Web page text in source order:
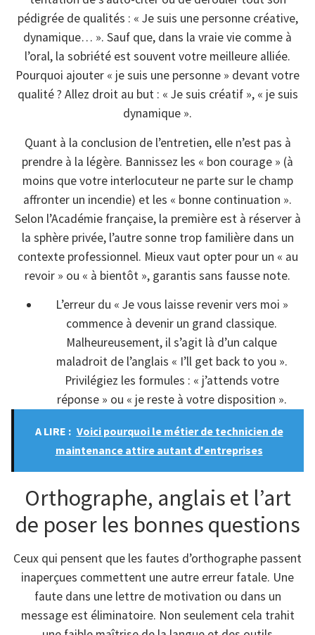
pédigrée de qualités : « Je suis une personne créative,
dynamique… ». Sauf que, dans la vraie vie comme à
l’oral, la sobriété est souvent votre meilleure alliée.
Pourquoi ajouter « je suis une personne » devant votre
qualité ? Allez droit au but : « Je suis créatif », « je suis
dynamique ».
Quant à la conclusion de l’entretien, elle n’est pas à
prendre à la légère. Bannissez les « bon courage » (à
moins que votre interlocuteur ne parte sur le champ
affronter un incendie) et les « bonne continuation ».
Selon l’Académie française, la première est à réserver à
la sphère privée, l’autre sonne trop familière dans un
contexte professionnel. Mieux vaut opter pour un « au
revoir » ou « à bientôt », garantis sans fausse note.
L’erreur du « Je vous laisse revenir vers moi »
commence à devenir un grand classique.
Malheureusement, il s’agit là d’un calque
maladroit de l’anglais « I’ll get back to you ».
Privilégiez les formules : « j’attends votre
réponse » ou « je reste à votre disposition ».
A LIRE : Voici pourquoi le métier de technicien de
maintenance attire autant d'entreprises
Orthographe, anglais et l’art
de poser les bonnes questions
Ceux qui pensent que les fautes d’orthographe passent
inaperçues commettent une autre erreur fatale. Une
faute dans une lettre de motivation ou dans un
message est éliminatoire. Non seulement cela trahit